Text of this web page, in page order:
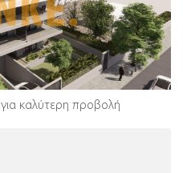
καλύτερη προβολή